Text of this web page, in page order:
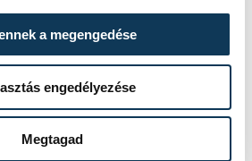
a megengedése
engedélyezése
Megtagad
a sportolást
digitális
Emellett 100
alkalmas
valamint korlátlan